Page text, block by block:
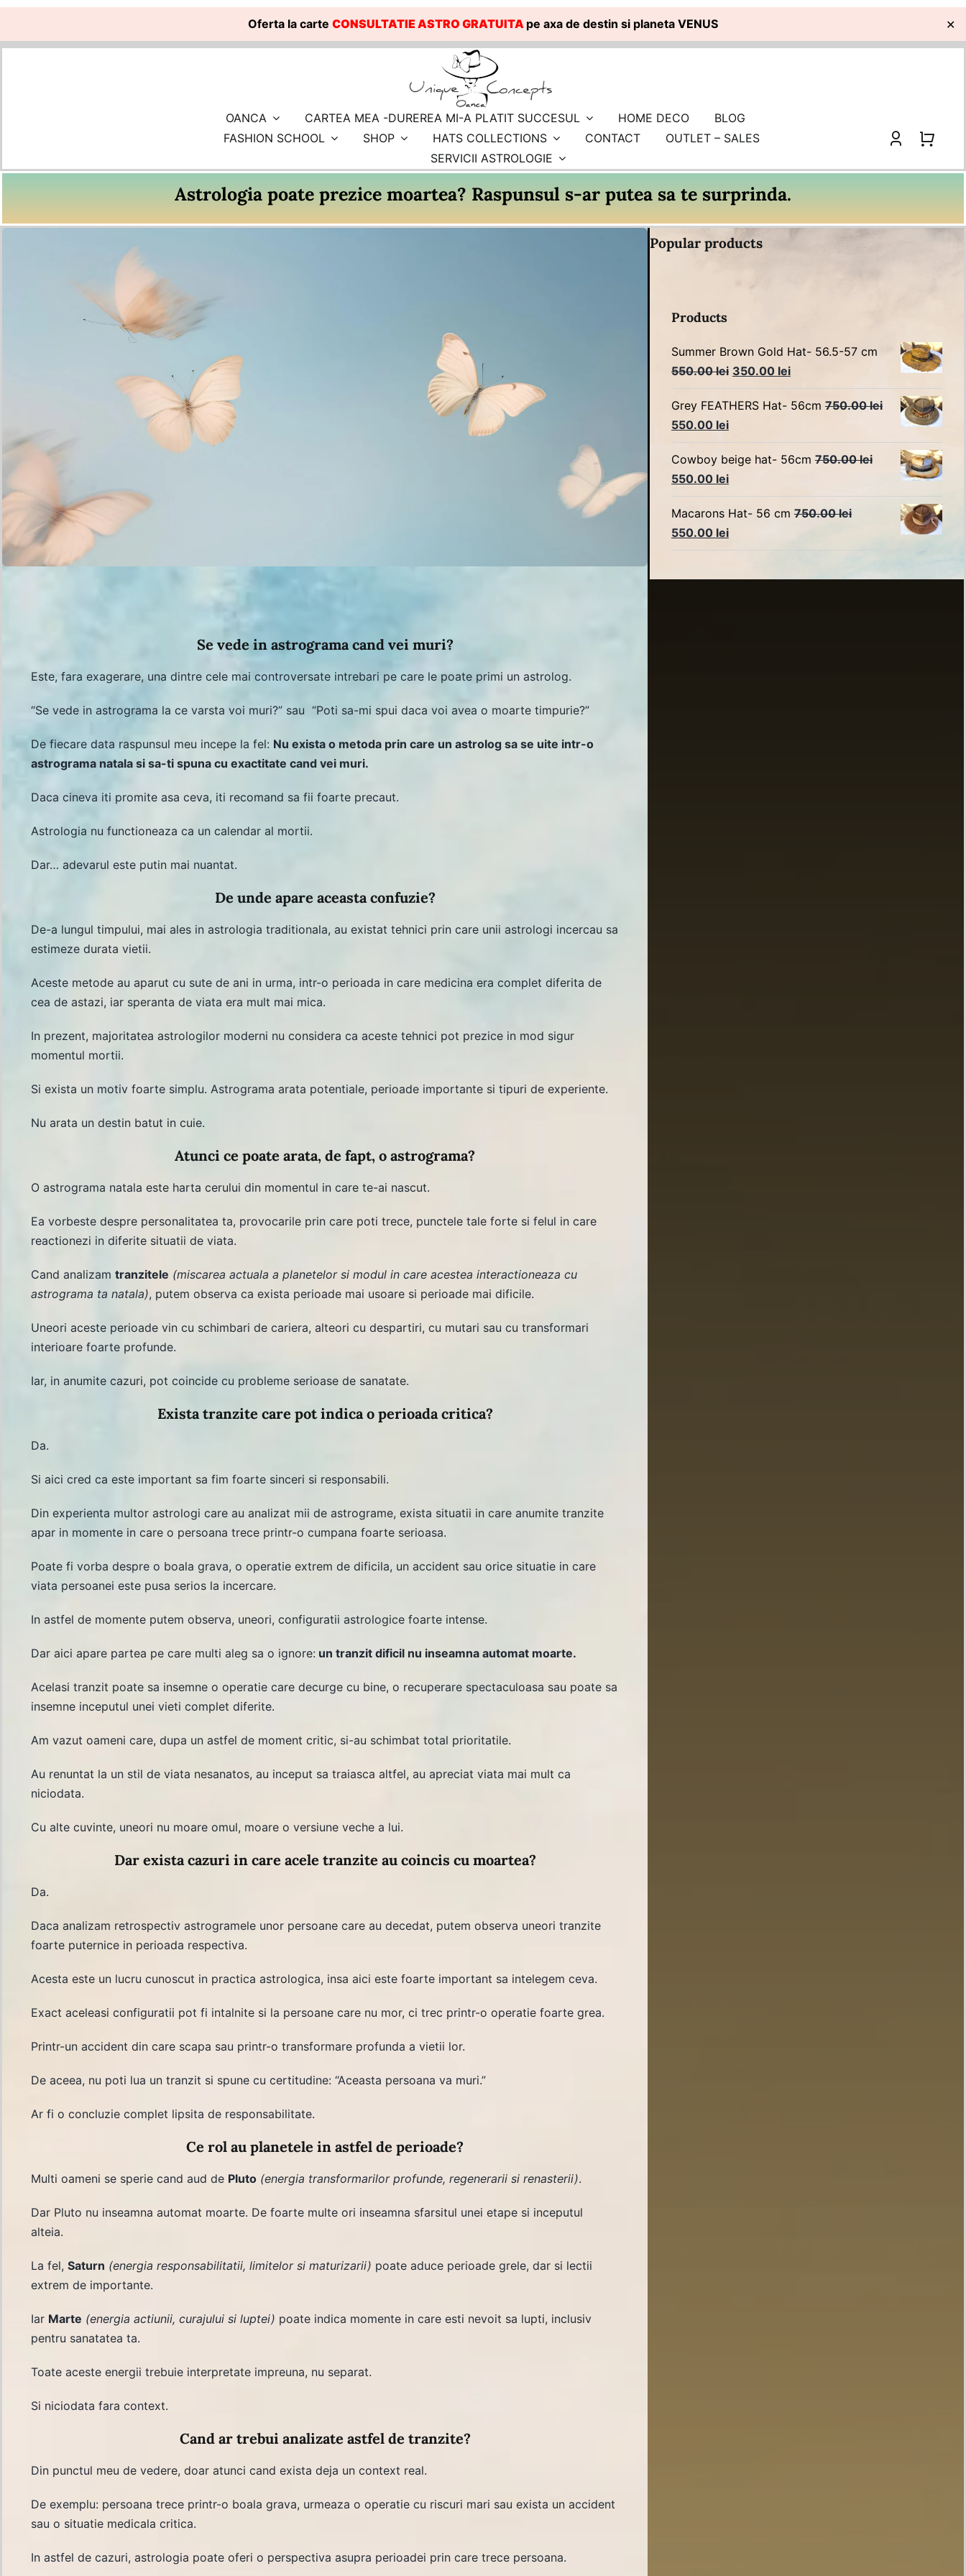
Oferta la carte CONSULTATIE ASTRO GRATUITA pe axa de destin si planeta VENUS ✕
Skip
OANCA CARTEA MEA -DUREREA MI-A PLATIT SUCCESUL HOME DECO
BLOG
FASHION SCHOOL
SHOP HATS COLLECTIONS CONTACT
OUTLET – SALES
SERVICII ASTROLOGIE
Astrologia poate prezice moartea? Raspunsul s-ar putea sa te surprinda.
Se vede in astrograma cand vei muri?
Este, fara exagerare, una dintre cele mai controversate intrebari pe care le poate primi un astrolog.
“Se vede in astrograma la ce varsta voi muri?” sau “Poti sa-mi spui daca voi avea o moarte timpurie?”
De fiecare data raspunsul meu incepe la fel: Nu exista o metoda prin care un astrolog sa se uite intr-o
astrograma natala si sa-ti spuna cu exactitate cand vei muri.
Daca cineva iti promite asa ceva, iti recomand sa fii foarte precaut.
Astrologia nu functioneaza ca un calendar al mortii.
Dar… adevarul este putin mai nuantat.
De unde apare aceasta confuzie?
De-a lungul timpului, mai ales in astrologia traditionala, au existat tehnici prin care unii astrologi incercau sa
estimeze durata vietii.
Aceste metode au aparut cu sute de ani in urma, intr-o perioada in care medicina era complet diferita de
cea de astazi, iar speranta de viata era mult mai mica.
In prezent, majoritatea astrologilor moderni nu considera ca aceste tehnici pot prezice in mod sigur
momentul mortii.
Si exista un motiv foarte simplu. Astrograma arata potentiale, perioade importante si tipuri de experiente.
Nu arata un destin batut in cuie.
Atunci ce poate arata, de fapt, o astrograma?
O astrograma natala este harta cerului din momentul in care te-ai nascut.
Ea vorbeste despre personalitatea ta, provocarile prin care poti trece, punctele tale forte si felul in care
reactionezi in diferite situatii de viata.
Cand analizamtranzitele (miscarea actuala a planetelor si modul in care acestea interactioneaza cu
astrograma ta natala), putem observa ca exista perioade mai usoare si perioade mai dificile.
Uneori aceste perioade vin cu schimbari de cariera, alteori cu despartiri, cu mutari sau cu transformari
interioare foarte profunde.
Iar, in anumite cazuri, pot coincide cu probleme serioase de sanatate.
Exista tranzite care pot indica o perioada critica?
Da.
Si aici cred ca este important sa fim foarte sinceri si responsabili.
Din experienta multor astrologi care au analizat mii de astrograme, exista situatii in care anumite tranzite
apar in momente in care o persoana trece printr-o cumpana foarte serioasa.
Poate fi vorba despre o boala grava, o operatie extrem de dificila, un accident sau orice situatie in care
viata persoanei este pusa serios la incercare.
In astfel de momente putem observa, uneori, configuratii astrologice foarte intense.
Dar aici apare partea pe care multi aleg sa o ignore: un tranzit dificil nu inseamna automat moarte.
Acelasi tranzit poate sa insemne o operatie care decurge cu bine, o recuperare spectaculoasa sau poate sa
insemne inceputul unei vieti complet diferite.
Am vazut oameni care, dupa un astfel de moment critic, si-au schimbat total prioritatile.
Au renuntat la un stil de viata nesanatos, au inceput sa traiasca altfel, au apreciat viata mai mult ca
niciodata.
Cu alte cuvinte, uneori nu moare omul, moare o versiune veche a lui.
Dar exista cazuri in care acele tranzite au coincis cu moartea?
Da.
Daca analizam retrospectiv astrogramele unor persoane care au decedat, putem observa uneori tranzite
foarte puternice in perioada respectiva.
Acesta este un lucru cunoscut in practica astrologica, insa aici este foarte important sa intelegem ceva.
Exact aceleasi configuratii pot fi intalnite si la persoane care nu mor, ci trec printr-o operatie foarte grea.
Printr-un accident din care scapa sau printr-o transformare profunda a vietii lor.
De aceea, nu poti lua un tranzit si spune cu certitudine: “Aceasta persoana va muri.”
Ar fi o concluzie complet lipsita de responsabilitate.
Ce rol au planetele in astfel de perioade?
Multi oameni se sperie cand aud de Pluto (energia transformarilor profunde, regenerarii si renasterii).
Dar Pluto nu inseamna automat moarte. De foarte multe ori inseamna sfarsitul unei etape si inceputul
alteia.
La fel,Saturn (energia responsabilitatii, limitelor si maturizarii) poate aduce perioade grele, dar si lectii
extrem de importante.
Iar Marte (energia actiunii, curajului si luptei) poate indica momente in care esti nevoit sa lupti, inclusiv
pentru sanatatea ta.
Toate aceste energii trebuie interpretate impreuna, nu separat.
Si niciodata fara context.
Cand ar trebui analizate astfel de tranzite?
Din punctul meu de vedere, doar atunci cand exista deja un context real.
De exemplu: persoana trece printr-o boala grava, urmeaza o operatie cu riscuri mari sau exista un accident
sau o situatie medicala critica.
In astfel de cazuri, astrologia poate oferi o perspectiva asupra perioadei prin care trece persoana.
Popular products
Products
Summer Brown Gold Hat- 56.5-57 cm
550.00lei Original
price
was:
350.00 leiCurrent
price
is:
Grey FEATHERS Hat- 56cm 750.00lei
Original
price
was:
750.00 lei.
550.00 leiCurrent
price
is:
550.00 lei.
Cowboy beige hat- 56cm 750.00lei
Original
price
was:
750.00 lei.
550.00 leiCurrent
price
is:
550.00 lei.
Macarons Hat- 56 cm 750.00lei
Original
price
550.00 leiCurrent
price